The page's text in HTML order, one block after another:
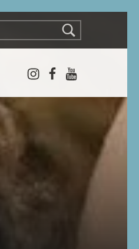
Instagram
Facebook
YouTube